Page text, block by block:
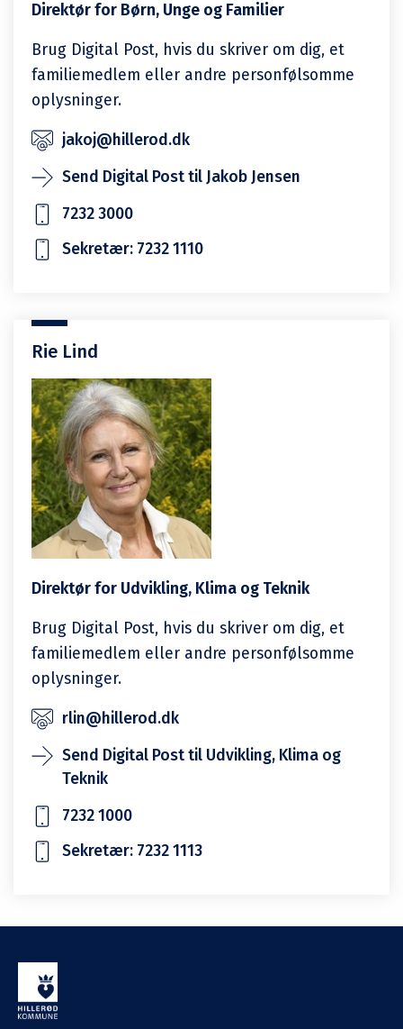
Direktør for Børn, Unge og Familier
Brug Digital Post, hvis du skriver om dig, et
familiemedlem eller andre personfølsomme
oplysninger.
jakoj@hillerod.dk
Send Digital Post til Jakob Jensen
7232 3000
Sekretær: 7232 1110
Rie Lind
Direktør for Udvikling, Klima og Teknik
Brug Digital Post, hvis du skriver om dig, et
familiemedlem eller andre personfølsomme
oplysninger.
rlin@hillerod.dk
Send Digital Post til Udvikling, Klima og
Teknik
7232 1000
Sekretær: 7232 1113